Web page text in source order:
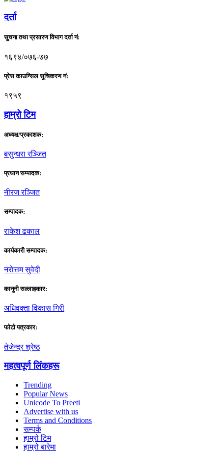
दर्ता
सुचना तथा प्रसारण विभाग दर्ता नं:
१६९४/०७६-७७
प्रेस काउन्सिल सूचिकरण नं:
१९५९
हाम्राे टिम
अध्यक्ष/प्रकाशक:
बसुन्धरा रञ्जित
प्रधान सम्पादक:
नीरज रञ्जित
सम्पादक:
राकेश ढकाल
कार्यकारी सम्पादक:
नराेत्तम सुवेदी
कानुनी सल्लाहकार:
अधिवक्ता विकास गिरी
फाेटाे पत्रकार:
तेजेन्द्र श्रेष्ठ
महत्वपूर्ण लिंकहरू
Trending
Popular News
Unicode To Preeti
Advertise with us
Terms and Conditions
सम्पर्क
हाम्रो टिम
हाम्रो बारेमा